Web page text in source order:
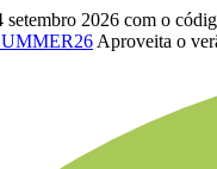
2026 com o
Aproveita o